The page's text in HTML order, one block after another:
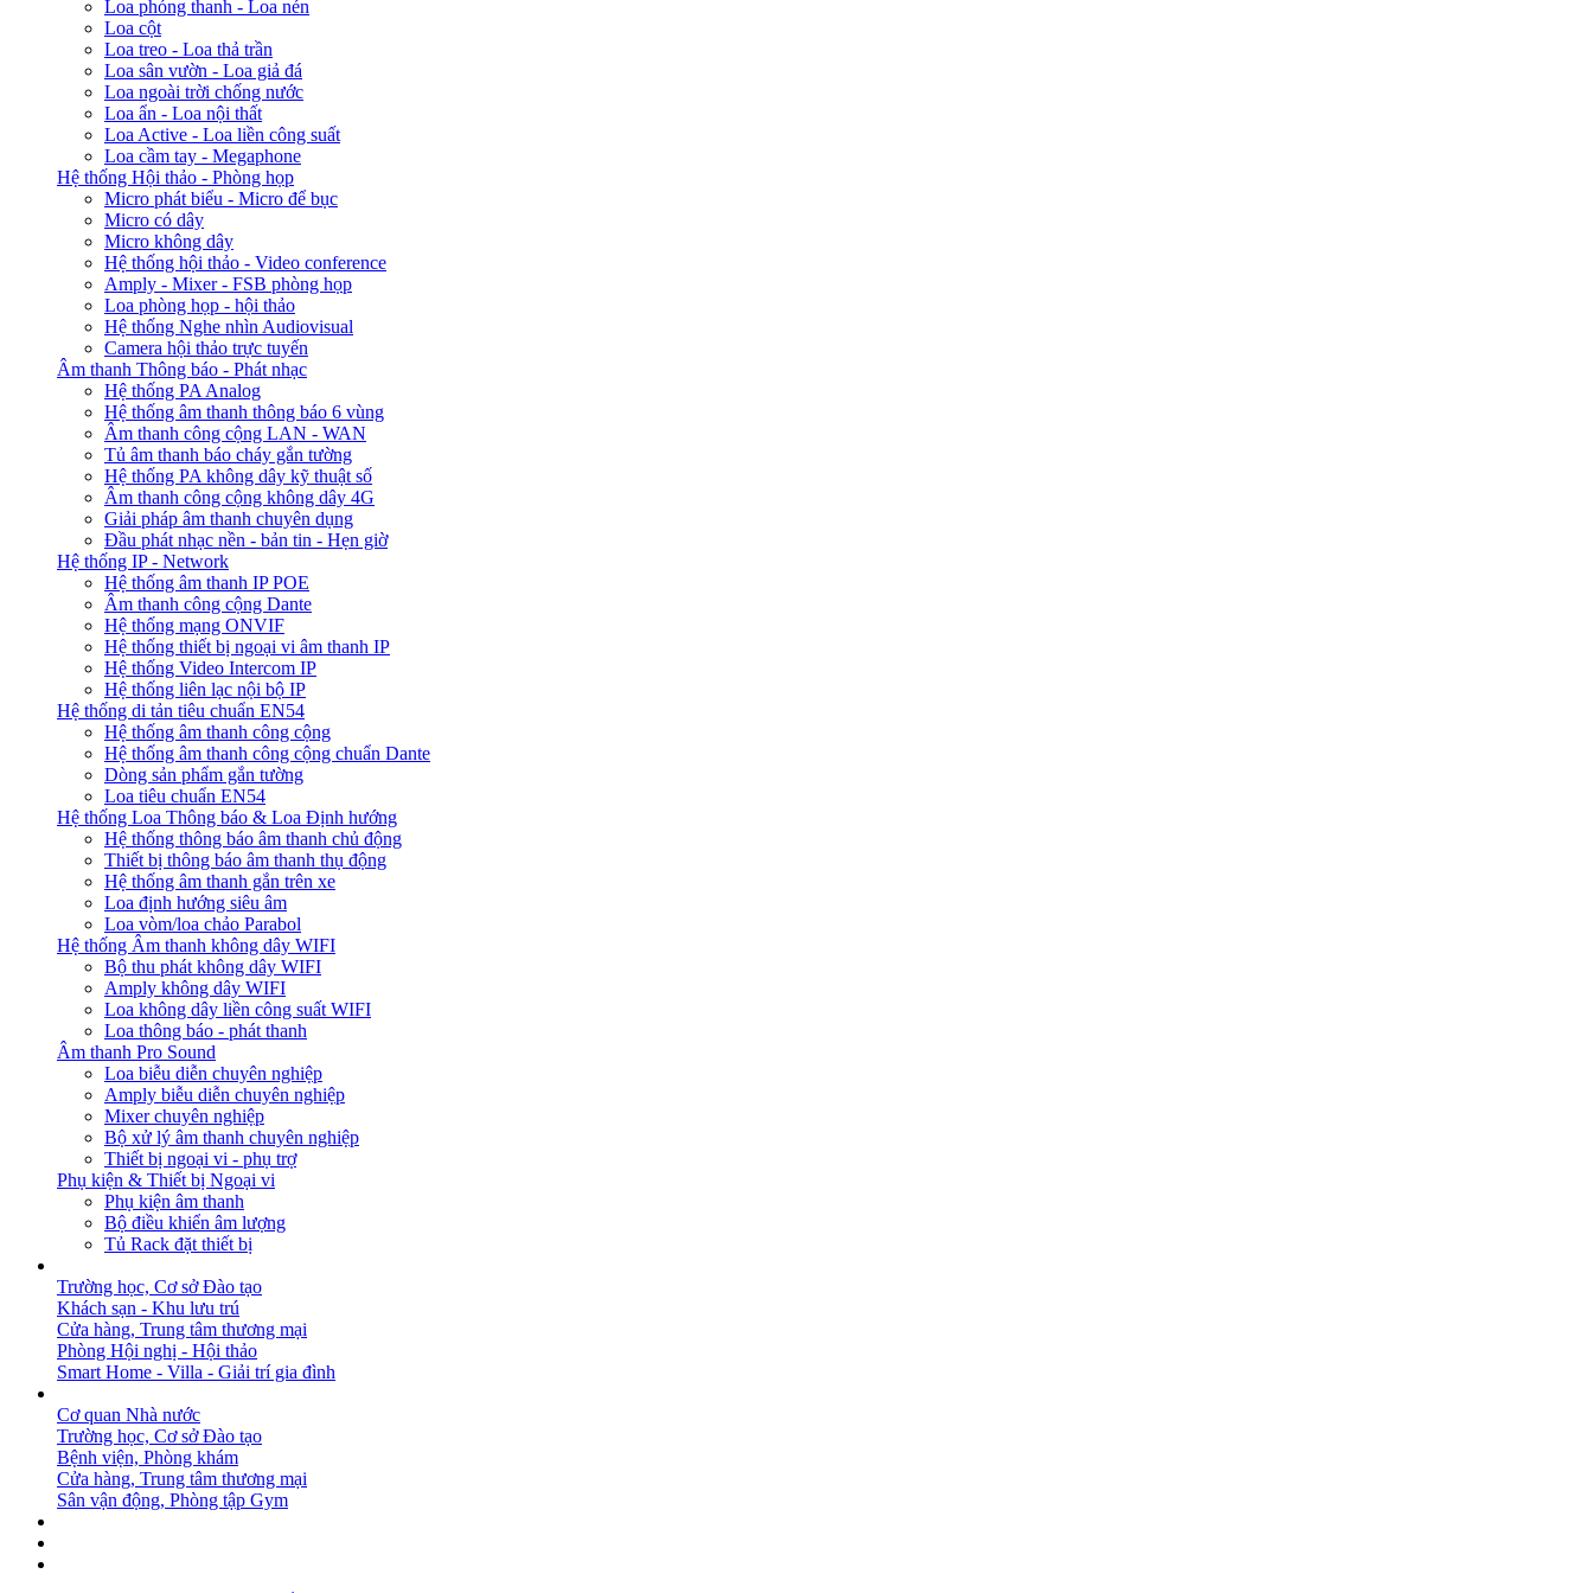
Loa phóng thanh - Loa nén
Loa cột
Loa treo - Loa thả trần
Loa sân vườn - Loa giả đá
Loa ngoài trời chống nước
Loa ẩn - Loa nội thất
Loa Active - Loa liền công suất
Loa cầm tay - Megaphone
Hệ thống Hội thảo - Phòng họp
Micro phát biểu - Micro để bục
Micro có dây
Micro không dây
Hệ thống hội thảo - Video conference
Amply - Mixer - FSB phòng họp
Loa phòng họp - hội thảo
Hệ thống Nghe nhìn Audiovisual
Camera hội thảo trực tuyến
Âm thanh Thông báo - Phát nhạc
Hệ thống PA Analog
Hệ thống âm thanh thông báo 6 vùng
Âm thanh công cộng LAN - WAN
Tủ âm thanh báo cháy gắn tường
Hệ thống PA không dây kỹ thuật số
Âm thanh công cộng không dây 4G
Giải pháp âm thanh chuyên dụng
Đầu phát nhạc nền - bản tin - Hẹn giờ
Hệ thống IP - Network
Hệ thống âm thanh IP POE
Âm thanh công cộng Dante
Hệ thống mạng ONVIF
Hệ thống thiết bị ngoại vi âm thanh IP
Hệ thống Video Intercom IP
Hệ thống liên lạc nội bộ IP
Hệ thống di tản tiêu chuẩn EN54
Hệ thống âm thanh công cộng
Hệ thống âm thanh công cộng chuẩn Dante
Dòng sản phẩm gắn tường
Loa tiêu chuẩn EN54
Hệ thống Loa Thông báo & Loa Định hướng
Hệ thống thông báo âm thanh chủ động
Thiết bị thông báo âm thanh thụ động
Hệ thống âm thanh gắn trên xe
Loa định hướng siêu âm
Loa vòm/loa chảo Parabol
Hệ thống Âm thanh không dây WIFI
Bộ thu phát không dây WIFI
Amply không dây WIFI
Loa không dây liền công suất WIFI
Loa thông báo - phát thanh
Âm thanh Pro Sound
Loa biễu diễn chuyên nghiệp
Amply biễu diễn chuyên nghiệp
Mixer chuyên nghiệp
Bộ xử lý âm thanh chuyên nghiệp
Thiết bị ngoại vi - phụ trợ
Phụ kiện & Thiết bị Ngoại vi
Phụ kiện âm thanh
Bộ điều khiển âm lượng
Tủ Rack đặt thiết bị
Trường học, Cơ sở Đào tạo
Khách sạn - Khu lưu trú
Cửa hàng, Trung tâm thương mại
Phòng Hội nghị - Hội thảo
Smart Home - Villa - Giải trí gia đình
Cơ quan Nhà nước
Trường học, Cơ sở Đào tạo
Bệnh viện, Phòng khám
Cửa hàng, Trung tâm thương mại
Sân vận động, Phòng tập Gym